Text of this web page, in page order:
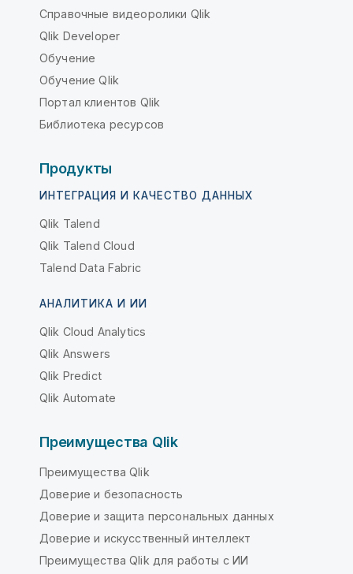
Справочные видеоролики Qlik
Qlik Developer
Обучение
Обучение Qlik
Портал клиентов Qlik
Библиотека ресурсов
Продукты
ИНТЕГРАЦИЯ И КАЧЕСТВО ДАННЫХ
Qlik Talend
Qlik Talend Cloud
Talend Data Fabric
АНАЛИТИКА И ИИ
Qlik Cloud Analytics
Qlik Answers
Qlik Predict
Qlik Automate
Преимущества Qlik
Преимущества Qlik
Доверие и безопасность
Доверие и защита персональных данных
Доверие и искусственный интеллект
Преимущества Qlik для работы с ИИ